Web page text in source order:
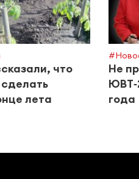
что
лета
Не
года